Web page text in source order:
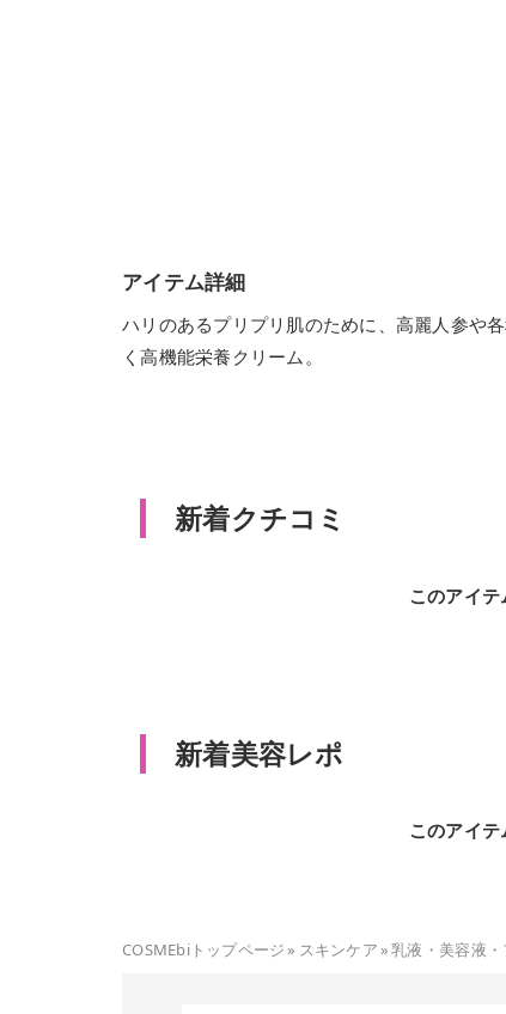
アイテム詳細
ハリのあるプリプリ肌のために、高麗人参や
く高機能栄養クリーム。
新着クチコミ
このアイテ
新着美容レポ
このアイテ
COSMEbiトップページ» スキンケア»乳液・美容液